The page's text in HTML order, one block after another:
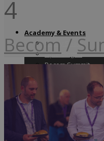
Academy & Events
Friday Snack
Opleidingen
Becom Summit
Advocacy & Legal
4
Becom /